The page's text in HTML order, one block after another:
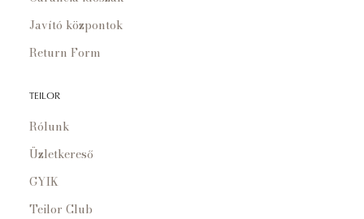
Javító központok
Return Form
TEILOR
Rólunk
Üzletkereső
GYIK
Teilor Club